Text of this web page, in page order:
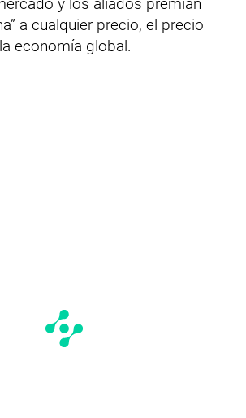
a cualquier precio, el precio
economía global.